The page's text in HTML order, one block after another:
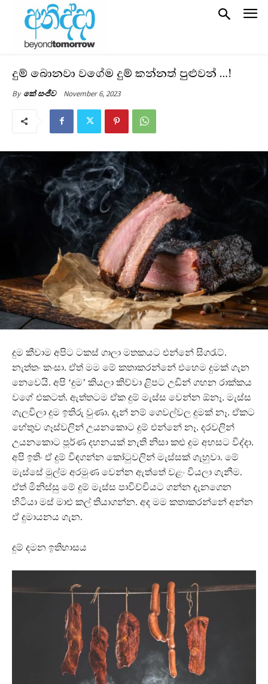
දුම් බොනවා වගේම දුම් කන්නත් පුළුවන් …!
By කේ සංජීව November 6, 2023
දුම කීවාම අපිට ටකස් ගාලා මතකයට එන්නේ සිගරැට්.
නැත්තං කංසා. ඒත් මම මේ කතාකරන්නේ එහෙම දුමක් ගැන
නෙවෙයි. අපි ‘දුම’ කියලා කිව්වා ළිපට උඩින් ගහන රාක්කය
වගේ එකටත්. ඇත්තටම ඒක දුම් මැස්ස වෙන්න ඕනෑ. මැස්ස
ගැලවිලා දුම ඉතිරු වුණා. දැන් නම් ගෙවල්වල දුමක් නෑ. ඒකට
හේතුව ගෑස්වලින් උයනකොට දුම් එන්නේ නෑ. දරවලින්
උයනකොට පූර්ණ දහනයක් නැති නිසා කළු දුම අහසට විද්දා.
අපි ඉතිං ඒ දුම් විඳගන්න කෝටුවලින් මැස්සක් ගැහුවා. මේ
මැස්සේ මුල්ම අරමුණ වෙන්න ඇත්තේ වළං වියලා ගැනීම.
ඒත් මිනිස්සු මේ දුම් මැස්ස පාවිච්චියට ගන්න දැනගෙන
හිටියා මස් මාළු කල් තියාගන්න. අද මම කතාකරන්නේ අන්න
ඒ දුමායනය ගැන.
දුම් දමන ඉතිහාසය